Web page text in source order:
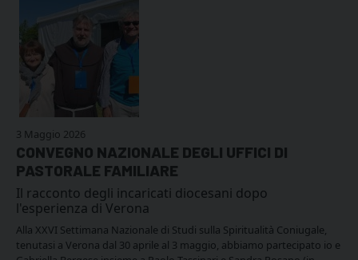
3 Maggio 2026
CONVEGNO NAZIONALE DEGLI UFFICI DI
PASTORALE FAMILIARE
Il racconto degli incaricati diocesani dopo
l'esperienza di Verona
Alla XXVI Settimana Nazionale di Studi sulla Spiritualità Coniugale,
tenutasi a Verona dal 30 aprile al 3 maggio, abbiamo partecipato io e